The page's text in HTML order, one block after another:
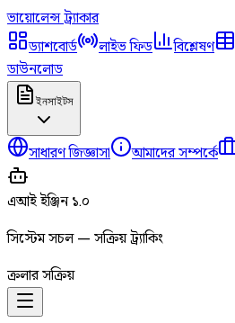
ভায়োলেন্সট্র্যাকার
ড্যাশবোর্ড
লাইভ ফিড বিশ্লেষণ
ডাউনলোড
ইনসাইটস
সাধারণ জিজ্ঞাসা আমাদের সম্পর্কে
এআই ইঞ্জিন ১.০
সিস্টেম সচল — সক্রিয় ট্র্যাকিং
ক্রলার সক্রিয়